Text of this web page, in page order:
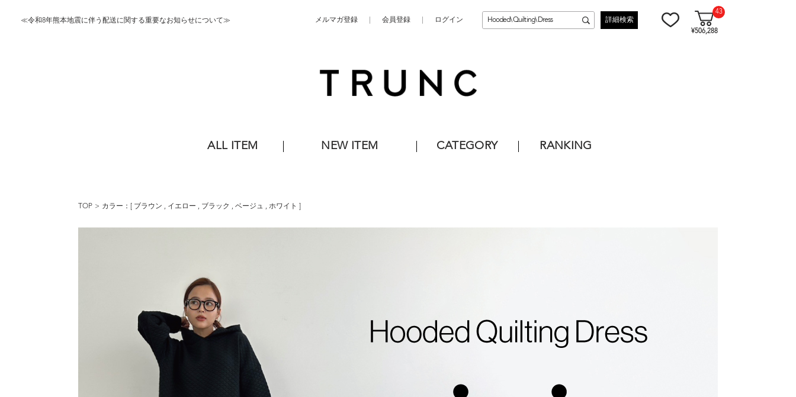
≪令和8年熊本地震に伴う配送に関する重要なお知らせについて≫ メルマガ登録 会員登録 ログイン 詳細検索
43
¥506,288
ALL ITEM NEW ITEM CATEGORY RANKING
TOP カラー：[ ブラウン , イエロー , ブラック , ベージュ , ホワイト